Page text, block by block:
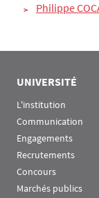
Philippe
UNIVERSITÉ
L'institution
Communication
Engagements
Recrutements
Concours
Marchés publics